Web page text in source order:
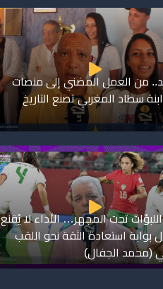
من العمل المضني إلى منصات
ابنة سطاد المغربي تصنع التاريخ
تحت المجهر… الأداء لا يُقنع
بوابة استعادة الثقة نحو اللقب
(محمد الجفال)